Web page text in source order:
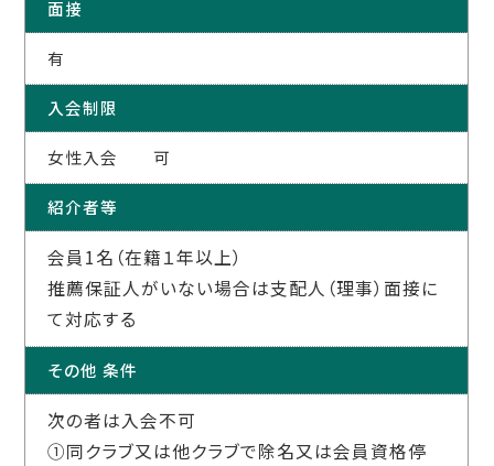
面接
有
入会制限
女性入会 可
紹介者等
会員1名（在籍１年以上）
推薦保証人がいない場合は支配人（理事）面接に
て対応する
その他 条件
次の者は入会不可
①同クラブ又は他クラブで除名又は会員資格停